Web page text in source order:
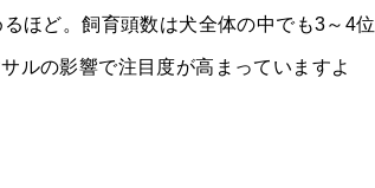
ほど。飼育頭数は犬全体の中でも3～4位
ルの影響で注目度が高まっていますよ